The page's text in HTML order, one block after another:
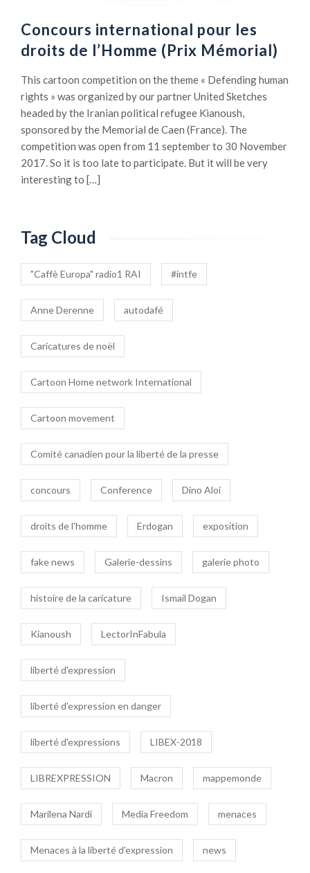
Concours international pour les
droits de l’Homme (Prix Mémorial)
This cartoon competition on the theme « Defending human
rights » was organized by our partner United Sketches
headed by the Iranian political refugee Kianoush,
sponsored by the Memorial de Caen (France). The
competition was open from 11 september to 30 November
2017. So it is too late to participate. But it will be very
interesting to […]
Tag Cloud
"Caffè Europa" radio1 RAI #intfe
Anne Derenne autodafé
Caricatures de noël
Cartoon Home network International
Cartoon movement
Comité canadien pour la liberté de la presse
concours Conference Dino Aloi
droits de l'homme Erdogan exposition
fake news Galerie-dessins galerie photo
histoire de la caricature Ismail Dogan
Kianoush LectorInFabula
liberté d'expression
liberté d'expression en danger
liberté d'expressions LIBEX-2018
LIBREXPRESSION Macron mappemonde
Marilena Nardi Media Freedom menaces
Menaces à la liberté d'expression news